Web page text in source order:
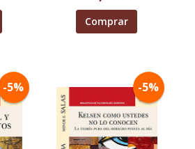
Comprar
-5% -5%